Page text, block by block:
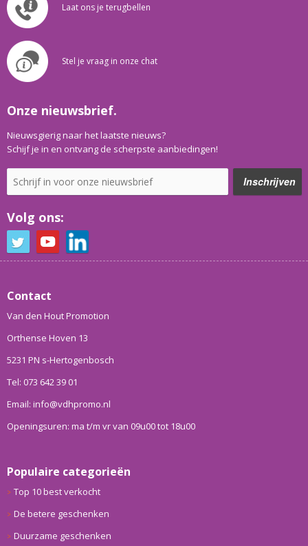
Laat ons je terugbellen
Stel je vraag in onze chat
Onze nieuwsbrief.
Nieuwsgierig naar het laatste nieuws?
Schijf je in en ontvang de scherpste aanbiedingen!
Volg ons:
Contact
Van den Hout Promotion
Orthense Hoven 13
5231 PN s-Hertogenbosch
Tel: 073 642 39 01
Email: info@vdhpromo.nl
Openingsuren: ma t/m vr van 09u00 tot 18u00
Populaire categorieën
Top 10 best verkocht
De betere geschenken
Duurzame geschenken